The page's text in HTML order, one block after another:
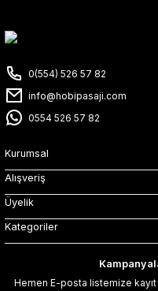
0(554) 526 57 82
info@hobipasaji.com
0554 526 57 82
Kurumsal
Alışveriş
Üyelik
Kategoriler
Hemen E-posta listemize